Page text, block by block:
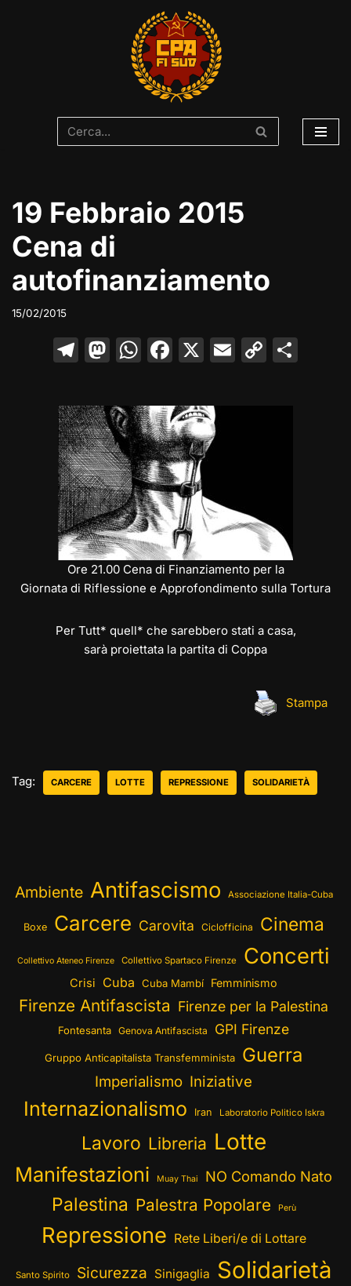
19 Febbraio 2015
Cena di
autofinanziamento
15/02/2015
T
e
gr
a
m
M
st
o
d
o
n
W
at
s
A
p
p
F
c
e
b
o
o
k
X E C
Ore 21.00 Cena di Finanziamento per la
Giornata di Riflessione e Approfondimento sulla Tortura
Per Tutt* quell* che sarebbero stati a casa,
sarà proiettata la partita di Coppa
Stampa
Tag: CARCERE LOTTE REPRESSIONE SOLIDARIETÀ
Ambiente Antifascismo Associazione Italia-Cuba
Boxe Carcere Carovita Ciclofficina Cinema
Collettivo Ateneo Firenze Collettivo Spartaco Firenze Concerti
Crisi Cuba Cuba Mambí Femminismo
Firenze Antifascista Firenze per la Palestina
Fontesanta Genova Antifascista GPI Firenze
Gruppo Anticapitalista Transfemminista Guerra
Imperialismo Iniziative
Internazionalismo Iran Laboratorio Politico Iskra
Lavoro Libreria Lotte
Manifestazioni Muay Thai NO Comando Nato
Palestina Palestra Popolare Perù
Repressione Rete Liberi/e di Lottare
Santo Spirito Sicurezza Sinigaglia Solidarietà